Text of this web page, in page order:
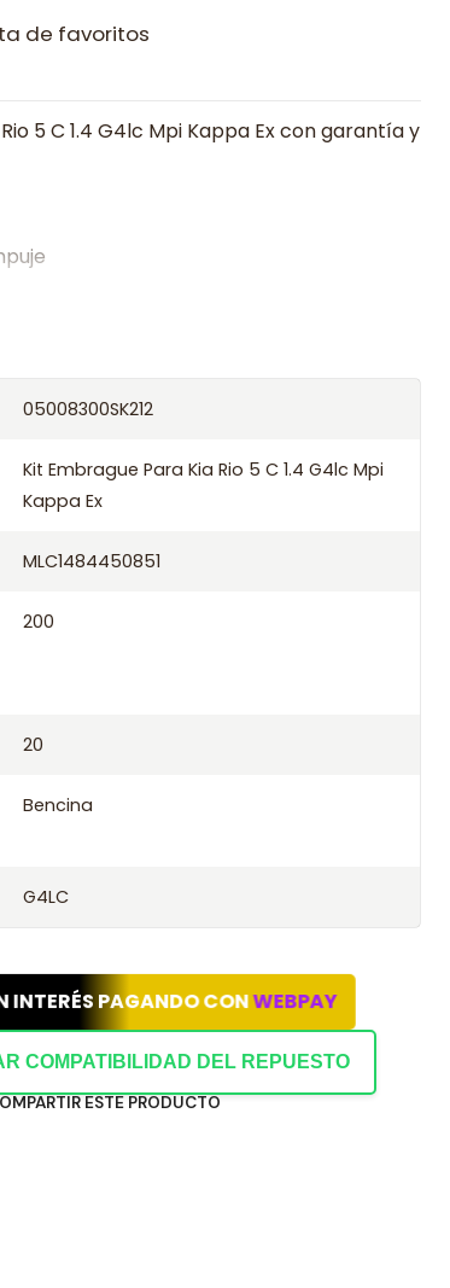
de favoritos
5 C 1.4 G4lc Mpi Kappa Ex con garantía y
desde 2019, ofreciendo precios
05008300SK212
Kit Embrague Para Kia Rio 5 C 1.4 G4lc Mpi
Kappa Ex
MLC1484450851
200
20
Bencina
G4LC
INTERÉS PAGANDO CONWEBPAY
COMPATIBILIDAD DEL REPUESTO
ESTE PRODUCTO